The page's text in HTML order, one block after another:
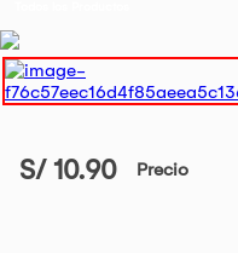
S/ 10.90 Precio